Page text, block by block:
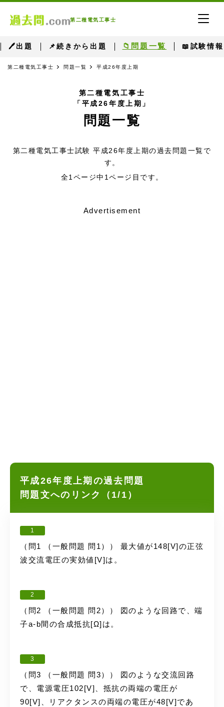
第二種電気工事士
🖊出題 📌続きから出題 📁問題一覧 📖試験情報
第二種電気工事士 問題一覧 平成26年度上期
第二種電気工事士
「平成26年度上期」
問題一覧
第二種電気工事士試験 平成26年度上期の過去問題一覧で
す。
全1ページ中1ページ目です。
Advertisement
平成26年度上期の過去問題
問題文へのリンク（1/1）
1
（問1 （一般問題 問1）） 最大値が148[V]の正弦
波交流電圧の実効値[V]は。
2
（問2 （一般問題 問2）） 図のような回路で、端
子a-b間の合成抵抗[Ω]は。
3
（問3 （一般問題 問3）） 図のような交流回路
で、電源電圧102[V]、抵抗の両端の電圧が
90[V]、リアクタンスの両端の電圧が48[V]であ